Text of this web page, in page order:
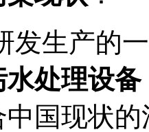
生产的
水处理设备
国现状